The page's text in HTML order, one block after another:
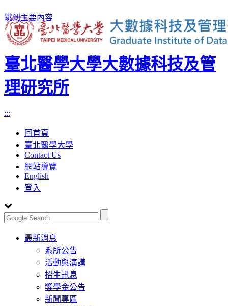
跳到主要內容
臺北醫學大學大數據科技及管
理研究所
:::
回首頁
臺北醫學大學
Contact Us
網站導覽
English
登入
Toggle
navigation
最新消息
系所公告
活動與演講
招生訊息
獎學金公告
新聞專區